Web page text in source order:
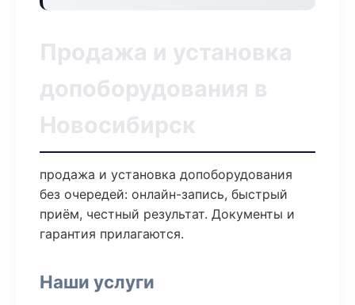
Продажа и установка
допоборудования в
Новосибирск
продажа и установка допоборудования
без очередей: онлайн-запись, быстрый
приём, честный результат. Документы и
гарантия прилагаются.
Наши услуги